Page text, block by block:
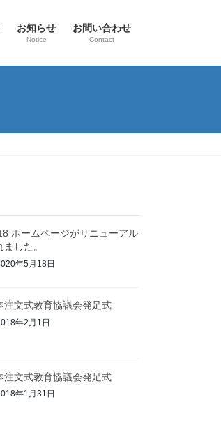
お知らせ
Notice
お問い合わせ
Contact
ホームページがリニューアル
ました。
年5月18日
注文式教育協議会発足式
年2月1日
注文式教育協議会発足式
年1月31日